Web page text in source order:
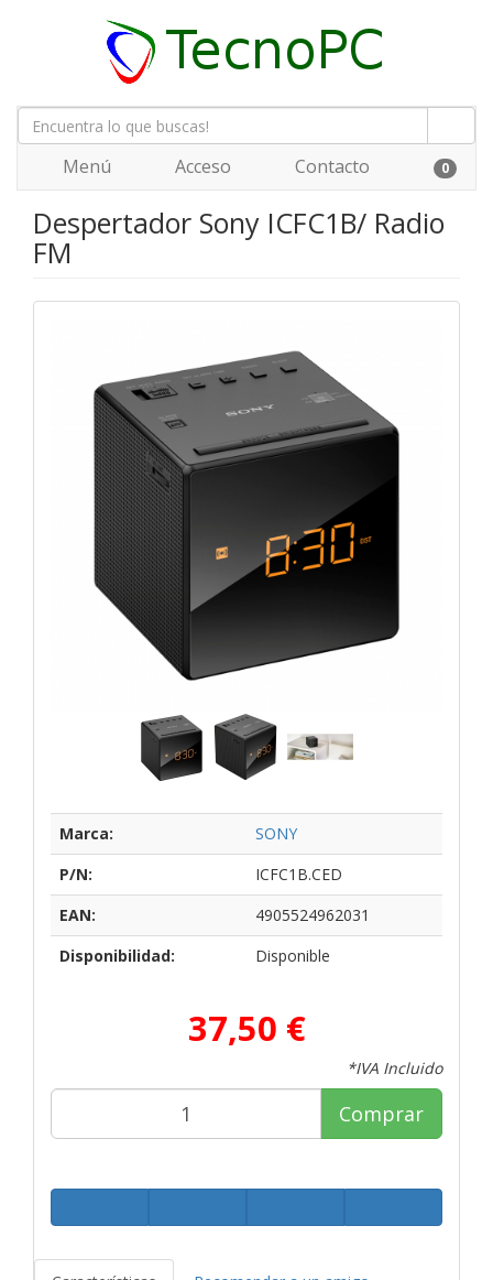
Menú Acceso Contacto 0
Despertador Sony ICFC1B/ Radio
FM
Marca:
SONY
P/N:
ICFC1B.CED
EAN:
4905524962031
Disponibilidad:
Disponible
37,50 €
*IVA Incluido
Comprar